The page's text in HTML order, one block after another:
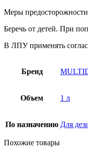
Меры
Беречь от детей. При
В ЛПУ применять
Бренд
Объем 1 л
По назначению Для
Похожие товары